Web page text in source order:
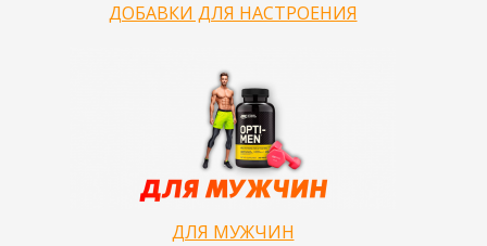
ДОБАВКИ ДЛЯ НАСТРОЕНИЯ
ДЛЯ МУЖЧИН